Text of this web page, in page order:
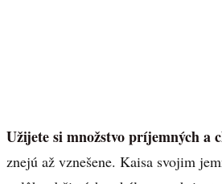
Užijete si množstvo príjemných a
znejú až vznešene. Kaisa svojim